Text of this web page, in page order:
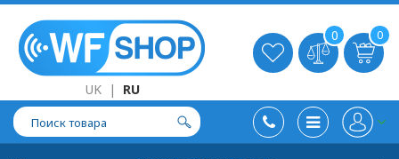
UK | RU
0 0